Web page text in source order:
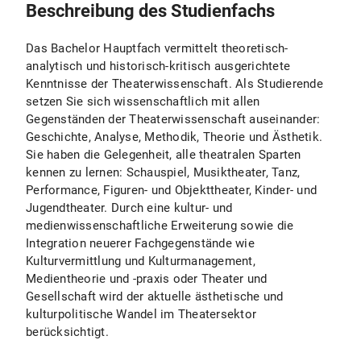
Theaterwissenschaft München
Fachstudienberatung Theaterwissenschaft
Zentrale Studienberatung
Prüfungsamt für Geistes- und Sozialwissenschaften
Beschreibung des Studienfachs
Das Bachelor Hauptfach vermittelt theoretisch-
analytisch und historisch-kritisch ausgerichtete
Kenntnisse der Theaterwissenschaft. Als Studierende
setzen Sie sich wissenschaftlich mit allen
Gegenständen der Theaterwissenschaft auseinander:
Geschichte, Analyse, Methodik, Theorie und Ästhetik.
Sie haben die Gelegenheit, alle theatralen Sparten
kennen zu lernen: Schauspiel, Musiktheater, Tanz,
Performance, Figuren- und Objekttheater, Kinder- und
Jugendtheater. Durch eine kultur- und
medienwissenschaftliche Erweiterung sowie die
Integration neuerer Fachgegenstände wie
Kulturvermittlung und Kulturmanagement,
Medientheorie und -praxis oder Theater und
Gesellschaft wird der aktuelle ästhetische und
kulturpolitische Wandel im Theatersektor
berücksichtigt.